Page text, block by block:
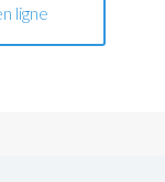
ligne